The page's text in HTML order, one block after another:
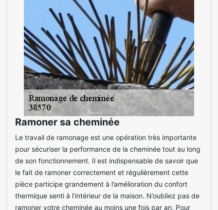
Ramoner sa cheminée
Le travail de ramonage est une opération très importante
pour sécuriser la performance de la cheminée tout au long
de son fonctionnement. Il est indispensable de savoir que
le fait de ramoner correctement et régulièrement cette
pièce participe grandement à l’amélioration du confort
thermique senti à l’intérieur de la maison. N’oubliez pas de
ramoner votre cheminée au moins une fois par an. Pour